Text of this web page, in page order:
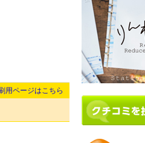
用ページはこちら